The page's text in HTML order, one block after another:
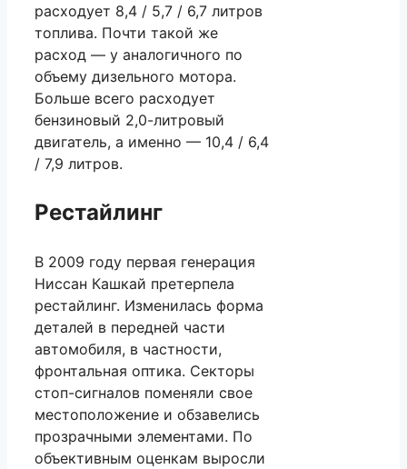
расходует 8,4 / 5,7 / 6,7 литров
топлива. Почти такой же
расход — у аналогичного по
объему дизельного мотора.
Больше всего расходует
бензиновый 2,0-литровый
двигатель, а именно — 10,4 / 6,4
/ 7,9 литров.
Рестайлинг
В 2009 году первая генерация
Ниссан Кашкай претерпела
рестайлинг. Изменилась форма
деталей в передней части
автомобиля, в частности,
фронтальная оптика. Секторы
стоп-сигналов поменяли свое
местоположение и обзавелись
прозрачными элементами. По
объективным оценкам выросли